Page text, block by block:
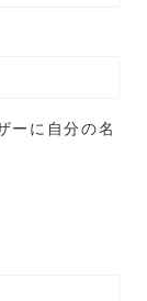
ーに自分の名